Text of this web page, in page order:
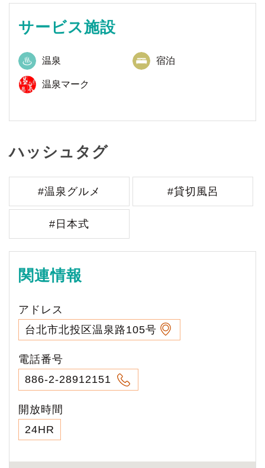
サービス施設
温泉 宿泊
温泉マーク
ハッシュタグ
#温泉グルメ #貸切風呂
#日本式
関連情報
アドレス
台北市北投区温泉路105号
電話番号
886-2-28912151
開放時間
24HR